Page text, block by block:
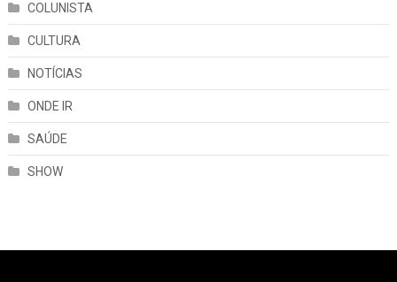
COLUNISTA
CULTURA
NOTÍCIAS
ONDE IR
SAÚDE
SHOW